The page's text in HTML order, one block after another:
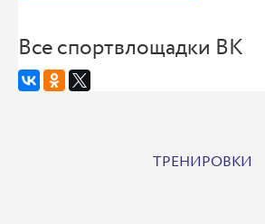
Все спортвлощадки ВК
ТРЕНИРОВКИ